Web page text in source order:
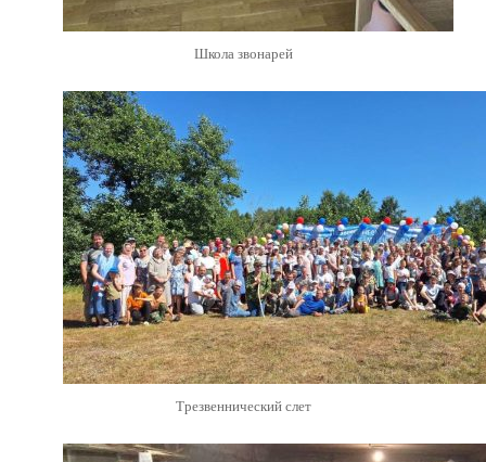
Школа звонарей
Трезвеннический слет